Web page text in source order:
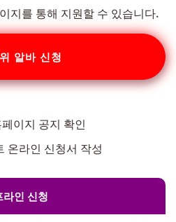
지를 통해 지원할 수 있습니다.
알바 신청
이지 공지 확인
온라인 신청서 작성
인 신청